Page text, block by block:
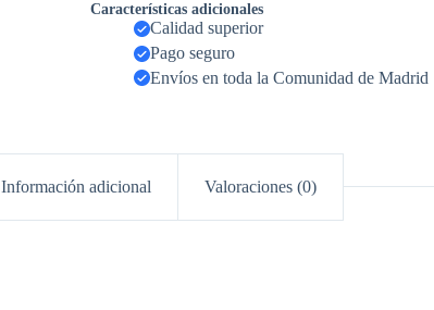
Características adicionales
Calidad superior
Pago seguro
Envíos en toda la Comunidad de Madrid
Información adicional Valoraciones (0)